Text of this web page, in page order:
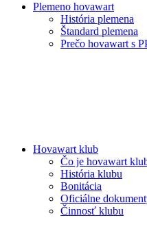
Plemeno hovawart
História plemena
Štandard plemena
Prečo hovawart s
Hovawart klub
Čo je hovawart
História klubu
Bonitácia
Oficiálne
Činnosť klubu